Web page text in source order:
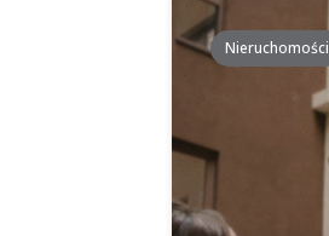
Nieruchomości